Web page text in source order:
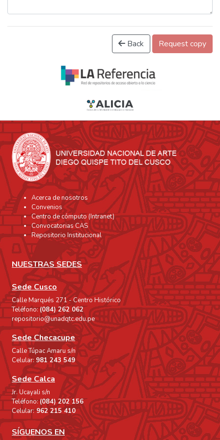
Back Request copy
Acerca de nosotros
Convenios
Centro de cómputo (Intranet)
Convocatorias CAS
Repositorio Institucional
NUESTRAS SEDES
Sede Cusco
Calle Marqués 271 - Centro Histórico
Teléfono:(084) 262 062
repositorio@unadqtc.edu.pe
Sede Checacupe
Calle Túpac Amaru s/n
Celular: 981 243 549
Sede Calca
Jr. Ucayali s/n
Teléfono:(084) 202 156
Celular:962 215 410
SÍGUENOS EN